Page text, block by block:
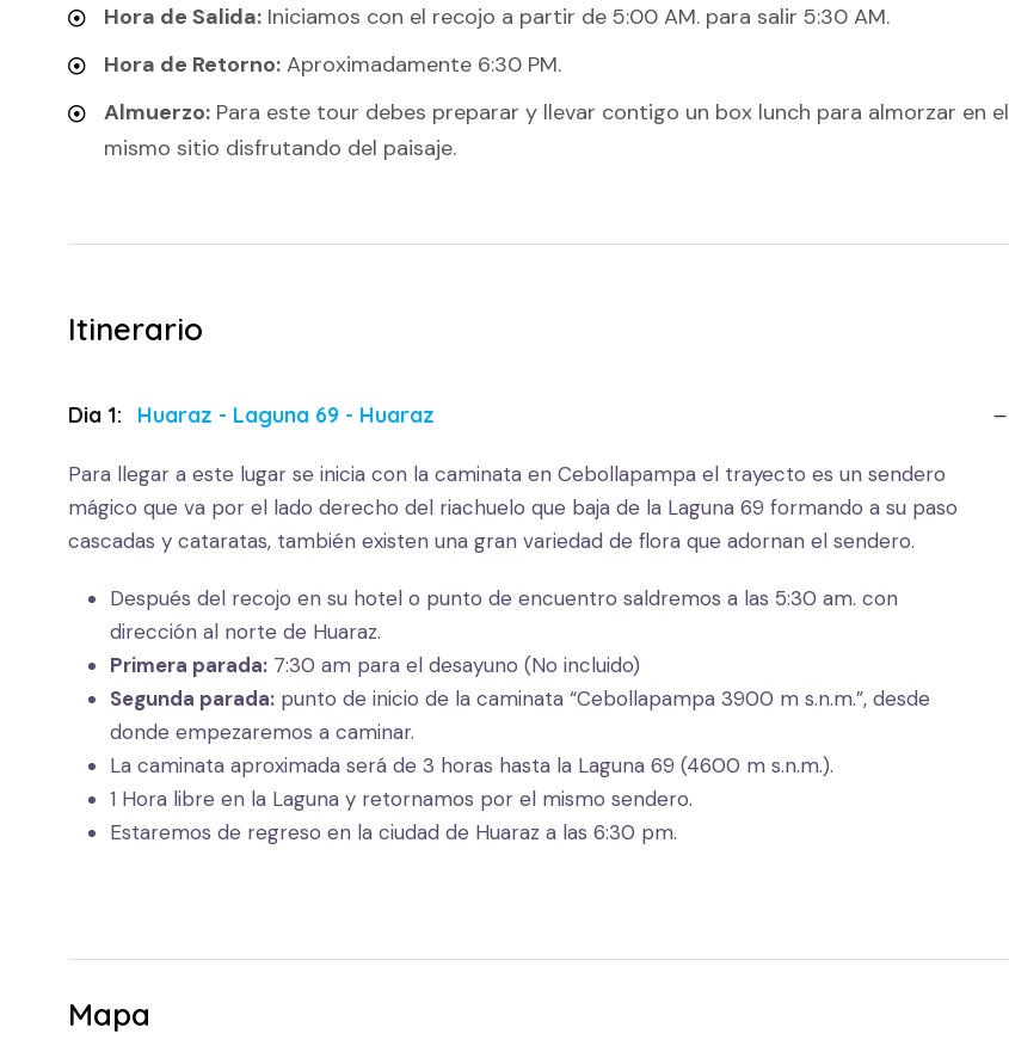
Hora de Salida: Iniciamos con el recojo a partir de 5:00 AM. para salir 5:30 AM.
Hora de Retorno: Aproximadamente 6:30 PM.
Almuerzo: Para este tour debes preparar y llevar contigo un box lunch para almorzar en el
mismo sitio disfrutando del paisaje.
Itinerario
Dia 1: Huaraz - Laguna 69 - Huaraz
Para llegar a este lugar se inicia con la caminata en Cebollapampa el trayecto es un sendero
mágico que va por el lado derecho del riachuelo que baja de la Laguna 69 formando a su paso
cascadas y cataratas, también existen una gran variedad de flora que adornan el sendero.
Después del recojo en su hotel o punto de encuentro saldremos a las 5:30 am. con
dirección al norte de Huaraz.
Primera parada: 7:30 am para el desayuno (No incluido)
Segunda parada: punto de inicio de la caminata “Cebollapampa 3900 m s.n.m.”, desde
donde empezaremos a caminar.
La caminata aproximada será de 3 horas hasta la Laguna 69 (4600 m s.n.m.).
1 Hora libre en la Laguna y retornamos por el mismo sendero.
Estaremos de regreso en la ciudad de Huaraz a las 6:30 pm.
Mapa